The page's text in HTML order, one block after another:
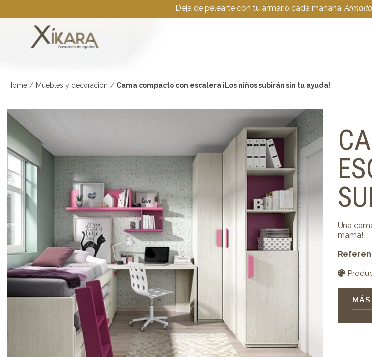
Deja de pelearte con tu armario cada mañana.
Home / Muebles y decoración / Cama compacto con escalera ¡Los niños subirán sin tu ayuda!
Una
mama!